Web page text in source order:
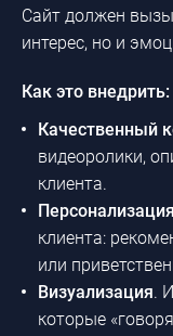
Сайт должен
интерес, но и
Как это внедрить:
Качественный
видеоролики,
клиента.
Персонализация
клиента:
или
Визуализация.
которые